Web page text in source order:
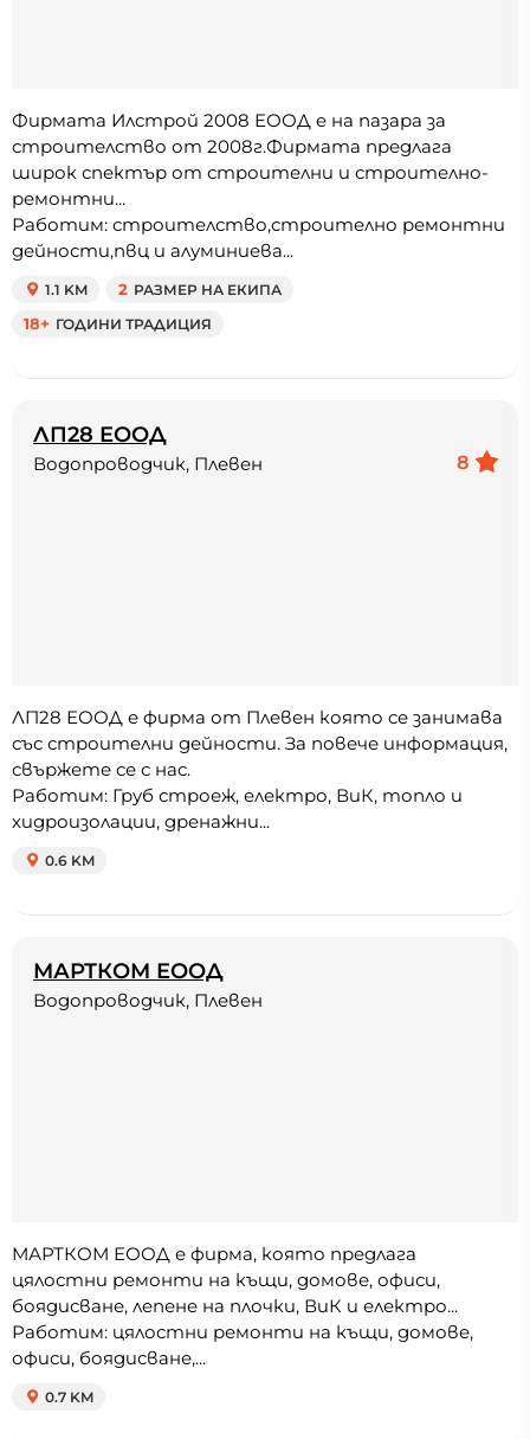
Фирмата Илстрой 2008 ЕООД е на пазара за
строителство от 2008г.Фирмата предлага
широк спектър от строителни и строително-
ремонтни...
Работим: строителство,строително ремонтни
дейности,пвц и алуминиева...
1.1 KM 2 РАЗМЕР НА ЕКИПА
18+ ГОДИНИ ТРАДИЦИЯ
ЛП28 ЕООД
8
Водопроводчик, Плевен
ЛП28 ЕООД е фирма от Плевен която се занимава
със строителни дейности. За повече информация,
свържете се с нас.
Работим: Груб строеж, електро, ВиК, топло и
хидроизолации, дренажни...
0.6 KM
МАРТКОМ ЕООД
Водопроводчик, Плевен
МАРТКОМ ЕООД е фирма, която предлага
цялостни ремонти на къщи, домове, офиси,
боядисване, лепене на плочки, ВиК и електро...
Работим: цялостни ремонти на къщи, домове,
офиси, боядисване,...
0.7 KM